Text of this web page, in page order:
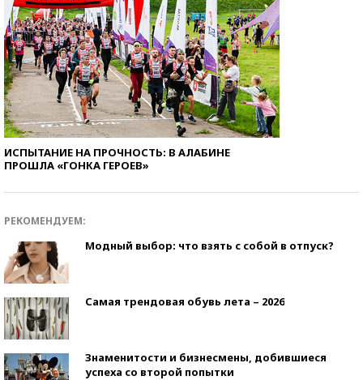
ИСПЫТАНИЕ НА ПРОЧНОСТЬ: В АЛАБИНЕ
ПРОШЛА «ГОНКА ГЕРОЕВ»
РЕКОМЕНДУЕМ:
Модный выбор: что взять с собой в отпуск?
Самая трендовая обувь лета – 2026
Знаменитости и бизнесмены, добившиеся
успеха со второй попытки